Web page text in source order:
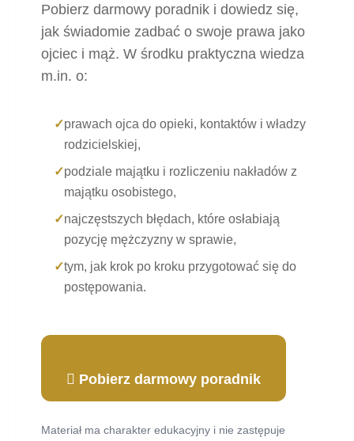
Pobierz darmowy poradnik i dowiedz się,
jak świadomie zadbać o swoje prawa jako
ojciec i mąż. W środku praktyczna wiedza
m.in. o:
✓prawach ojca do opieki, kontaktów i władzy
rodzicielskiej,
✓podziale majątku i rozliczeniu nakładów z
majątku osobistego,
✓najczęstszych błędach, które osłabiają
pozycję mężczyzny w sprawie,
✓tym, jak krok po kroku przygotować się do
postępowania.
Pobierz darmowy poradnik
Materiał ma charakter edukacyjny i nie zastępuje